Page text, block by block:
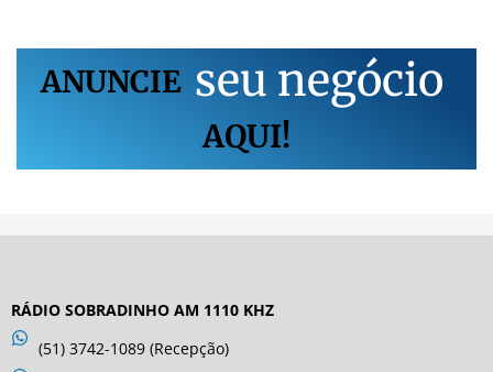
ANUNCIE seu negócio
AQUI!
RÁDIO SOBRADINHO AM 1110 KHZ
(51) 3742-1089 (Recepção)